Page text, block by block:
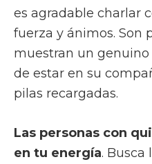
es agradable charlar
fuerza y ánimos. Son
muestran un
de estar en su
pilas recargadas.
Las personas con
en tu energía. Busca